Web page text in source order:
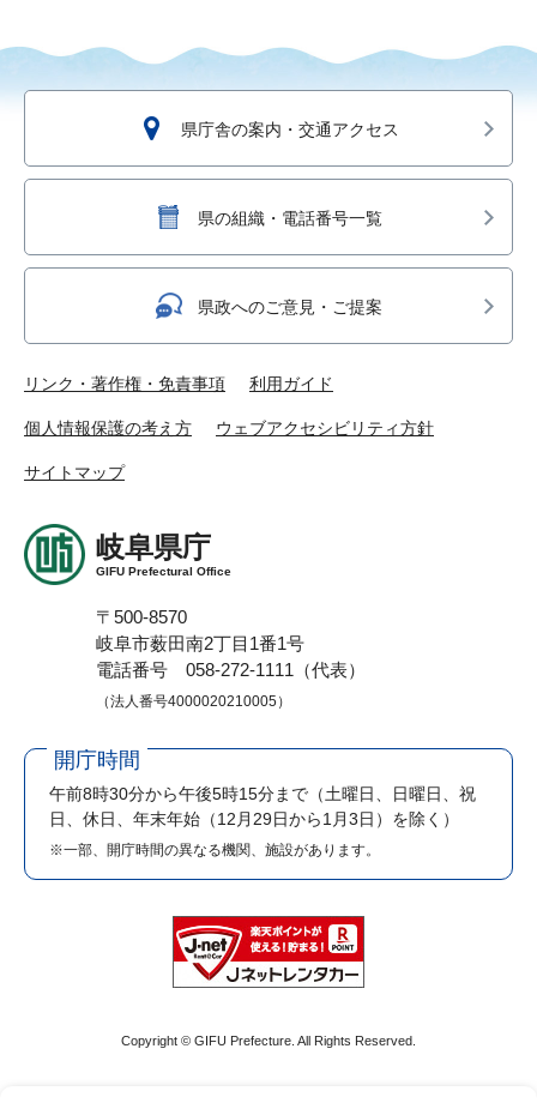
県庁舎の案内・交通アクセス
県の組織・電話番号一覧
県政へのご意見・ご提案
リンク・著作権・免責事項 利用ガイド
個人情報保護の考え方 ウェブアクセシビリティ方針
サイトマップ
岐阜県庁
GIFU Prefectural Office
〒500-8570
岐阜市薮田南2丁目1番1号
電話番号 058-272-1111（代表）
（法人番号4000020210005）
開庁時間
午前8時30分から午後5時15分まで （土曜日、日曜日、祝
日、休日、年末年始（12月29日から1月3日）を除く）
※一部、開庁時間の異なる機関、施設があります。
Copyright © GIFU Prefecture. All Rights Reserved.